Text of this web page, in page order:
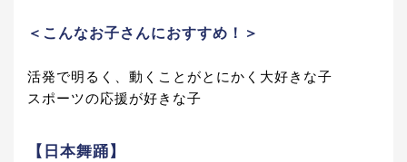
＜こんなお子さんにおすすめ！＞
活発で明るく、動くことがとにかく大好きな子
スポーツの応援が好きな子
【日本舞踊】